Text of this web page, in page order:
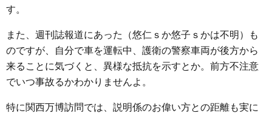
す。
また、週刊誌報道にあった（悠仁ｓか悠子ｓかは不明）も
のですが、自分で車を運転中、護衛の警察車両が後方から
来ることに気づくと、異様な抵抗を示すとか。前方不注意
でいつ事故るかわかりませんよ。
特に関西万博訪問では、説明係のお偉い方との距離も実に